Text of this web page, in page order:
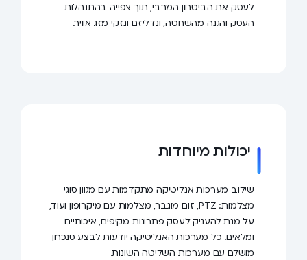
לעסק את הביטחון המרבי, תוך צפייה בהתנהלות
העסק והגנה מהשחטה, ונדליזם ונזקי מזג אוויר.
יכולות מיוחדות
שילוב מערכות אנליטיקה מתקדמות עם מגוון סוגי
מצלמות: PTZ, זום מוגבר, מצלמות עם מיקרופון ועוד,
על מנת להעניק לעסק פתרונות מקיפים, איכותיים
ומלאים. כל מערכות האנליטיקה יודעות לבצע סנכרון
מושלם עם מערכות השליטה השונות.